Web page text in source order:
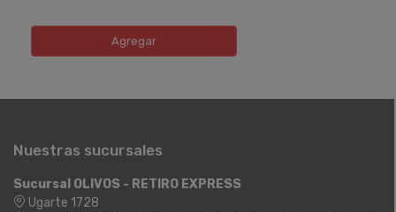
Agregar
Nuestras sucursales
Sucursal OLIVOS - RETIRO EXPRESS
Ugarte 1728